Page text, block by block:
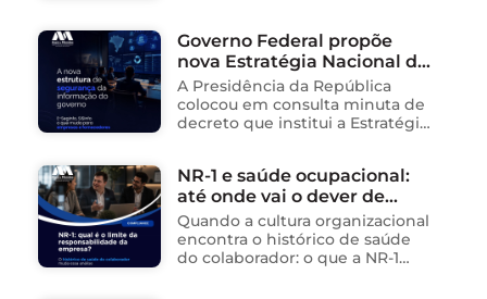
operações de empresas de
tecnologia no Brasil. Para ajudar
na …
Governo Federal propõe
nova Estratégia Nacional de
Segurança da Informação e
cria sistema integrado de
governança para órgãos
A Presidência da República
colocou em consulta minuta de
decreto que institui a Estratégia
Sistema Integrado de
Segurança da Informação
(SISInfo), estabelecendo …
NR-1 e saúde ocupacional:
até onde vai o dever de
cuidado da empresa?
Quando a cultura organizacional
encontra o histórico de saúde
do colaborador: o que a NR-1